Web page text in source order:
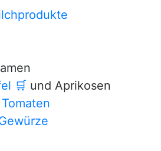
🛒 und Aprikosen
Tomaten